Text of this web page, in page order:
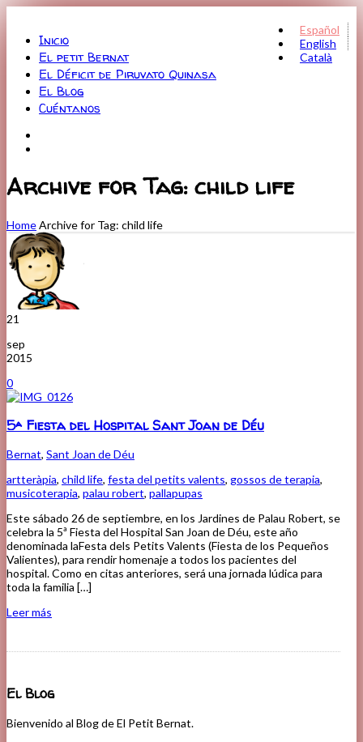
Español
English
Català
Inicio
El petit Bernat
El Déficit de Piruvato Quinasa
El Blog
Cuéntanos
Archive for Tag: child life
HomeArchive for Tag: child life
21
sep
2015
0
5ª Fiesta del Hospital Sant Joan de Déu
Bernat, Sant Joan de Déu
artteràpia, child life, festa del petits valents, gossos de terapia,
musicoterapia, palau robert, pallapupas
Este sábado 26 de septiembre, en los Jardines de Palau Robert, se
celebra la 5ª Fiesta del Hospital San Joan de Déu, este año
denominada laFesta dels Petits Valents (Fiesta de los Pequeños
Valientes), para rendir homenaje a todos los pacientes del
hospital. Como en citas anteriores, será una jornada lúdica para
toda la familia […]
Leer más
El Blog
Bienvenido al Blog de El Petit Bernat.